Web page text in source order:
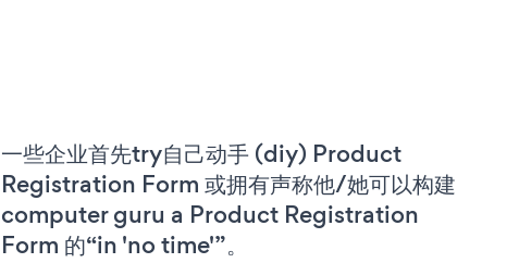
一些企业首先try自己动手 (diy) Product
Registration Form 或拥有声称他/她可以构建
computer guru a Product Registration
Form 的“in 'no time'”。